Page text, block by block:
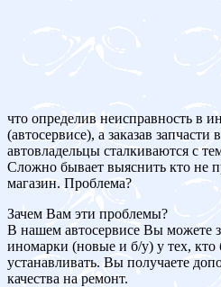
что определив неисправность в
(автосервисе), а заказав
автовладельцы сталкиваются с
Сложно бывает выяснить кто не
магазин. Проблема?
Зачем Вам эти проблемы?
В нашем автосервисе Вы можете
иномарки (новые и б/у) у тех, кто
устанавливать. Вы получаете
качества на ремонт.